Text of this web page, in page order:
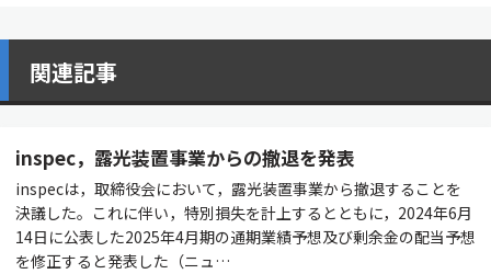
関連記事
inspec，露光装置事業からの撤退を発表
inspecは，取締役会において，露光装置事業から撤退することを
決議した。これに伴い，特別損失を計上するとともに，2024年6月
14日に公表した2025年4月期の通期業績予想及び剰余金の配当予想
を修正すると発表した（ニュ…